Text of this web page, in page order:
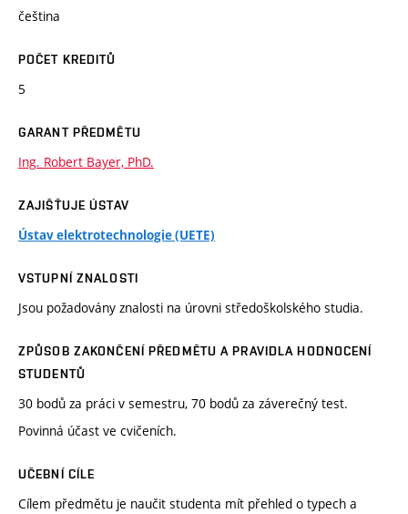
čeština
POČET KREDITŮ
5
GARANT PŘEDMĚTU
Ing. Robert Bayer, PhD.
ZAJIŠŤUJE ÚSTAV
Ústav elektrotechnologie (UETE)
VSTUPNÍ ZNALOSTI
Jsou požadovány znalosti na úrovni středoškolského studia.
ZPŮSOB ZAKONČENÍ PŘEDMĚTU A PRAVIDLA HODNOCENÍ
STUDENTŮ
30 bodů za práci v semestru, 70 bodů za záverečný test.
Povinná účast ve cvičeních.
UČEBNÍ CÍLE
Cílem předmětu je naučit studenta mít přehled o typech a